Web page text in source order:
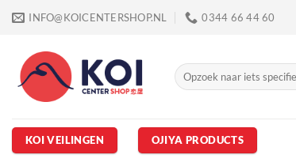
Ga
inhoud
INFO@KOICENTERSHOP.NL 0344 66 44 60
Zoeken
naar:
KOI VEILINGEN OJIYA PRODUCTS